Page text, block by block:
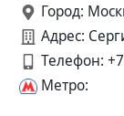
Город:
Адрес:
Телефон:
Метро: